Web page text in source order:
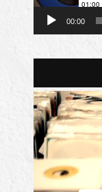
00:00
動
画
プ
レ
ー